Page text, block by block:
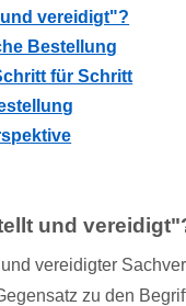
vereidigt"?
Bestellung
für Schritt
und
vereidigter
zu den